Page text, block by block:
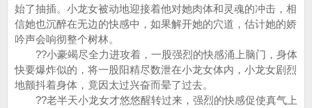
始了抽插。小龙女被动地迎接着他对她肉体和灵魂的冲击，相
信她也沉醉在无边的快感中，如果解开她的穴道，估计她的娇
吟声会响彻整个树林。
??小豪竭尽全力进攻着，一股强烈的快感涌上脑门，身体
快要爆炸似的，将一股阳精尽数泄在小龙女体内，小龙女剧烈
地颤抖着身体，竟因太过兴奋而晕了过去。
??老半天小龙女才悠悠醒转过来，强烈的快感促使真气上